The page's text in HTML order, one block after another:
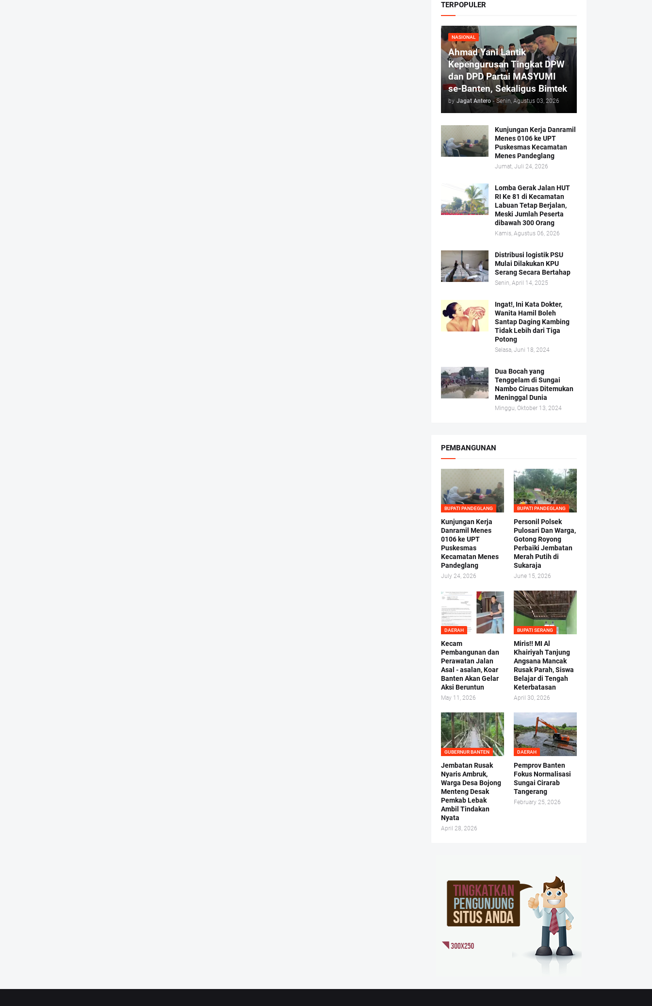
TERPOPULER
NASIONAL
Ahmad Yani Lantik
Kepengurusan Tingkat DPW
dan DPD Partai MASYUMI
se-Banten, Sekaligus Bimtek
by Jagat Antero - Senin, Agustus 03, 2026
Kunjungan Kerja Danramil
Menes 0106 ke UPT
Puskesmas Kecamatan
Menes Pandeglang
Jumat, Juli 24, 2026
Lomba Gerak Jalan HUT
RI Ke 81 di Kecamatan
Labuan Tetap Berjalan,
Meski Jumlah Peserta
dibawah 300 Orang
Kamis, Agustus 06, 2026
Distribusi logistik PSU
Mulai Dilakukan KPU
Serang Secara Bertahap
Senin, April 14, 2025
Ingat!, Ini Kata Dokter,
Wanita Hamil Boleh
Santap Daging Kambing
Tidak Lebih dari Tiga
Potong
Selasa, Juni 18, 2024
Dua Bocah yang
Tenggelam di Sungai
Nambo Ciruas Ditemukan
Meninggal Dunia
Minggu, Oktober 13, 2024
PEMBANGUNAN
BUPATI PANDEGLANG
Kunjungan Kerja
Danramil Menes
0106 ke UPT
Puskesmas
Kecamatan Menes
Pandeglang
July 24, 2026
BUPATI PANDEGLANG
Personil Polsek
Pulosari Dan Warga,
Gotong Royong
Perbaiki Jembatan
Merah Putih di
Sukaraja
June 15, 2026
DAERAH
Kecam
Pembangunan dan
Perawatan Jalan
Asal - asalan, Koar
Banten Akan Gelar
Aksi Beruntun
May 11, 2026
BUPATI SERANG
Miris!! MI Al
Khairiyah Tanjung
Angsana Mancak
Rusak Parah, Siswa
Belajar di Tengah
Keterbatasan
April 30, 2026
GUBERNUR BANTEN
Jembatan Rusak
Nyaris Ambruk,
Warga Desa Bojong
Menteng Desak
Pemkab Lebak
Ambil Tindakan
Nyata
April 28, 2026
DAERAH
Pemprov Banten
Fokus Normalisasi
Sungai Cirarab
Tangerang
February 25, 2026